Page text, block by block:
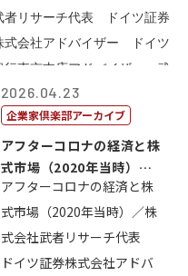
2026.04.23
企業家倶楽部アーカイブ
アフターコロナの経済と株
式市場（2020年当時）／
株式会社武...
アフターコロナの経済と株
式市場（2020年当時）／株
式会社武者リサーチ代表
ドイツ証券株式会社アドバ